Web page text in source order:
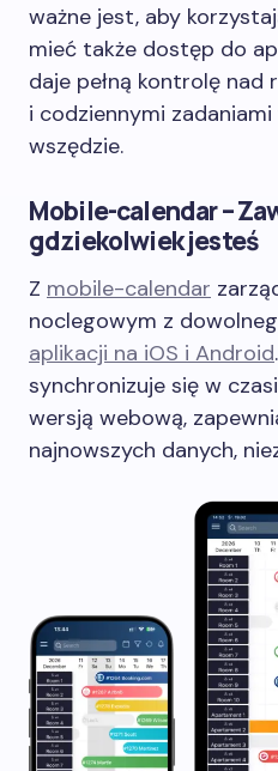
ważne jest, aby
mieć także dostęp do
daje pełną kontrolę nad
i codziennymi
wszędzie.
Mobile-calendar –
gdziekolwiek jesteś
Z mobile-calendar
noclegowym z
aplikacji na iOS i Android
synchronizuje się w
wersją webową,
najnowszych danych,